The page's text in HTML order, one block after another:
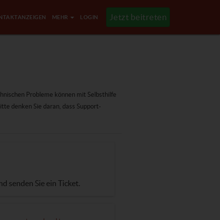
MEHR LOGIN Jetzt beitreten
Probleme können mit Selbsthilfe
denken Sie daran, dass Support-
senden Sie ein Ticket.